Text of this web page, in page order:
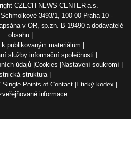
CZECH NEWS CENTER a.s.
3493/1, 100 00 Praha 10 -
v OR, sp.zn. B 19490 a dodavatelé
obsahu
publikovaným materiálům
služby informační společnosti
údajů Cookies Nastavení soukromí
struktura
Points of Contact Etický kodex
informace